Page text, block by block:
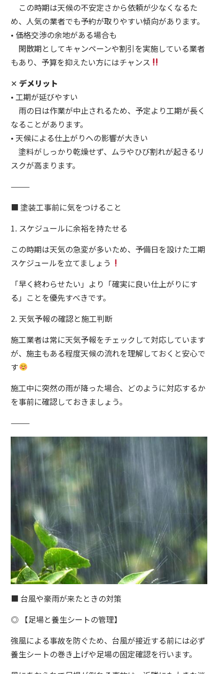
この時期は天候の不安定さから依頼が少なくなるた
め、人気の業者でも予約が取りやすい傾向があります。
• 価格交渉の余地がある場合も
閑散期としてキャンペーンや割引を実施している業者
もあり、予算を抑えたい方にはチャンス
✕ デメリット
• 工期が延びやすい
雨の日は作業が中止されるため、予定より工期が長く
なることがあります。
• 天候による仕上がりへの影響が大きい
塗料がしっかり乾燥せず、ムラやひび割れが起きるリ
スクが高まります。
⸻
■ 塗装工事前に気をつけること
1. スケジュールに余裕を持たせる
この時期は天気の急変が多いため、予備日を設けた工期
スケジュールを立てましょう
「早く終わらせたい」より「確実に良い仕上がりにす
る」ことを優先すべきです。
2. 天気予報の確認と施工判断
施工業者は常に天気予報をチェックして対応しています
が、施主もある程度天候の流れを理解しておくと安心で
す
施工中に突然の雨が降った場合、どのように対応するか
を事前に確認しておきましょう。
⸻
■ 台風や豪雨が来たときの対策
◎ 【足場と養生シートの管理】
強風による事故を防ぐため、台風が接近する前には必ず
養生シートの巻き上げや足場の固定確認を行います。